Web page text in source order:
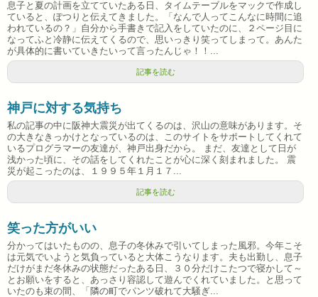
息子と夏の計画を立てていたある日、タイムテーブルをマックで作成し
ていると、ぽつりと伝えてきました。「なんで人ってこんなに時間に追
われているの？」自分から手書きで記入をしていたのに、２ページ目に
なってふと冷静に伝えてくるので、思いっきり笑ってしまって。あんた
が具体的に書いていきたいって言ったんじゃ！！...
記事を読む
神戸に対する気持ち
私の記事の中に阪神大震災が出てくるのは、沢山の意味があります。そ
の大きなきっかけとなっているのは、このサイトをサポートしてくれて
いるプログラマーの友達が、神戸出身だから。 まだ、友達として日が
浅かった頃に、その話をしてくれたことが心に深く刻まれました。 震
災が起こったのは、１９９５年１月１７...
記事を読む
笑った方がいい
分かってはいたものの、息子の冬休みで引いてしまった風邪。今年こそ
は元気でいようと気負っていると大体こうなります。夫も出勤し、息子
だけがまだ冬休みの状態だったある日、３０分だけこたつで寝かして～
とお願いをすると、あっさり容認して遊んでくれていました。と思って
いたのも束の間、「隣の町でパンツ破れて大騒ぎ...